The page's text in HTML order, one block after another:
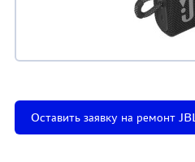
Оставить заявку на ремонт